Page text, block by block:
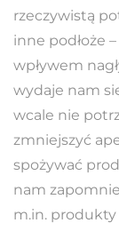
rzeczywistą
inne podłoże
wpływem
wydaje nam
wcale nie
zmniejszyć
spożywać
nam
m.in.